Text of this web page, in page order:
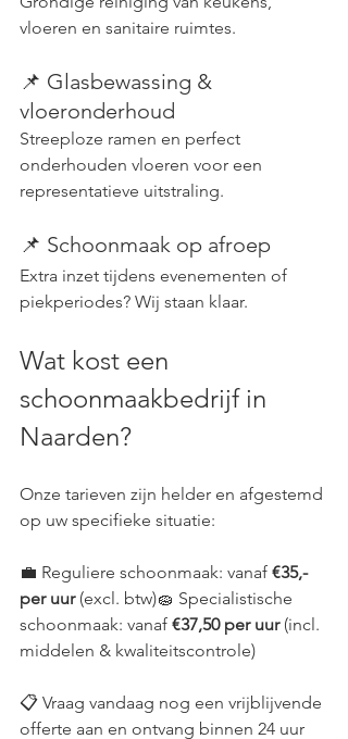
vloeren en sanitaire ruimtes.
📌 Glasbewassing &
vloeronderhoud
Streeploze ramen en perfect
onderhouden vloeren voor een
representatieve uitstraling.
📌 Schoonmaak op afroep
Extra inzet tijdens evenementen of
piekperiodes? Wij staan klaar.
Wat kost een
schoonmaakbedrijf in
Naarden?
Onze tarieven zijn helder en afgestemd
op uw specifieke situatie:
💼 Reguliere schoonmaak: vanaf €35,-
per uur (excl. btw)🧽 Specialistische
schoonmaak: vanaf €37,50 per uur (incl.
middelen & kwaliteitscontrole)
📋 Vraag vandaag nog een vrijblijvende
offerte aan en ontvang binnen 24 uur